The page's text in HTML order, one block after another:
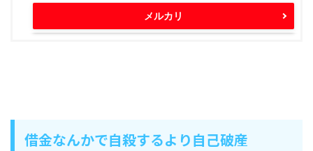
メルカリ
借金なんかで自殺するより自己破産